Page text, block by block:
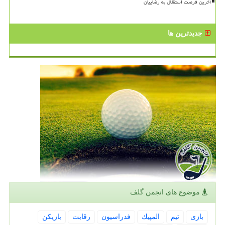
جدیدترین ها
موضوع های انجمن گلف
بازی تیم المپیك فدراسیون رقابت
بازیكن